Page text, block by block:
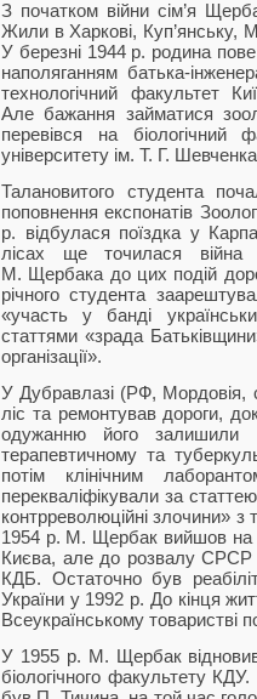
З початком війни сім’я
Жили в Харкові, Куп’янську,
У березні 1944 р. родина
наполяганням батька-
технологічний факультет
Але бажання займатися
перевівся на біологічний
університету ім. Т. Г.
Талановитого студента
поповнення експонатів
р. відбулася поїздка у
лісах ще точилася
М. Щербака до цих подій
річного студента
«участь у банді
статтями «зрада
організації».
У Дубравлазі (РФ,
ліс та ремонтував дороги,
одужанню його залишили
терапевтичному та
потім клінічним
перекваліфікували за
контрреволюційні злочини» з
1954 р. М. Щербак вийшов на
Києва, але до розвалу СРСР
КДБ. Остаточно був
України у 1992 р. До кінця
Всеукраїнському товаристві
У 1955 р. М. Щербак відновив
біологічного факультету